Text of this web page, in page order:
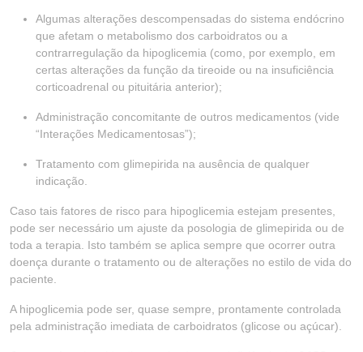
Algumas alterações descompensadas do sistema endócrino
que afetam o metabolismo dos carboidratos ou a
contrarregulação da hipoglicemia (como, por exemplo, em
certas alterações da função da tireoide ou na insuficiência
corticoadrenal ou pituitária anterior);
Administração concomitante de outros medicamentos (vide
“Interações Medicamentosas”);
Tratamento com glimepirida na ausência de qualquer
indicação.
Caso tais fatores de risco para hipoglicemia estejam presentes,
pode ser necessário um ajuste da posologia de glimepirida ou de
toda a terapia. Isto também se aplica sempre que ocorrer outra
doença durante o tratamento ou de alterações no estilo de vida do
paciente.
A hipoglicemia pode ser, quase sempre, prontamente controlada
pela administração imediata de carboidratos (glicose ou açúcar).